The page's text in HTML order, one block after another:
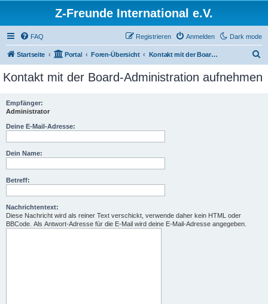
Z-Freunde International e.V.
Dark mode
FAQ Anmelden
Registrieren
Startseite Portal Foren-Übersicht Kontakt mit der Board-Administration aufnehmen
c
Kontakt mit der Board-Administration aufnehmen
Empfänger:
Administrator
Deine E-Mail-Adresse:
Dein Name:
Betreff:
Nachrichtentext:
Diese Nachricht wird als reiner Text verschickt, verwende daher kein HTML oder
BBCode. Als Antwort-Adresse für die E-Mail wird deine E-Mail-Adresse angegeben.